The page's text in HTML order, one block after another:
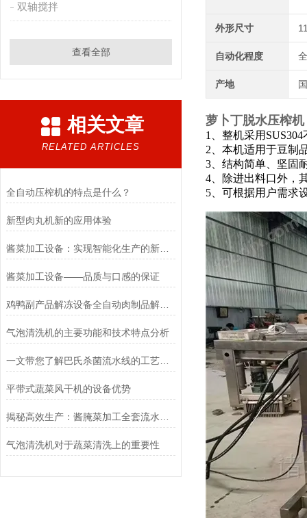
双轴搅拌
查看全部
相关文章
RELATED ARTICLES
全自动压榨机的特点是什么？
新型肉丸机新的应用体验
酱菜加工设备：实现智能化生产的新趋势
酱菜加工设备——品质与口感的保证
鸡鸭副产品解冻设备全自动肉制品解冻流水线行业提效增值
气泡清洗机的主要功能和技术特点分析
一文带您了解巴氏杀菌流水线的工艺流程
平带式蔬菜风干机的设备优势
气泡清洗机对于蔬菜清洗上的重要性
外形尺寸
自动化程度
产地
萝卜丁脱水压榨机
1、整机采用
2、本机适用于豆制
3、结构简单、坚固
4、除进出料口外，
5、可根据用户需求